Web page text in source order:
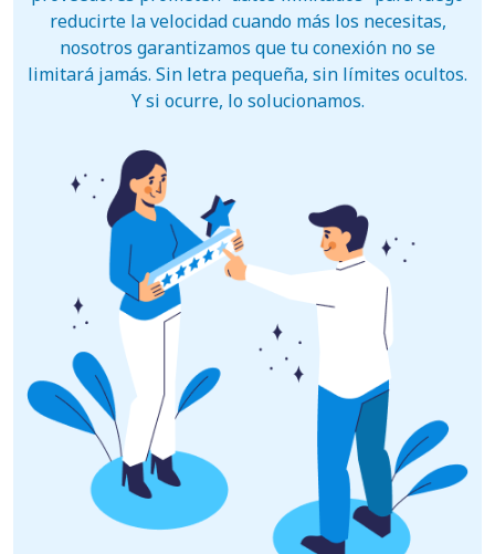
reducirte la velocidad cuando más los necesitas,
nosotros garantizamos que tu conexión no se
limitará jamás. Sin letra pequeña, sin límites ocultos.
Y si ocurre, lo solucionamos.